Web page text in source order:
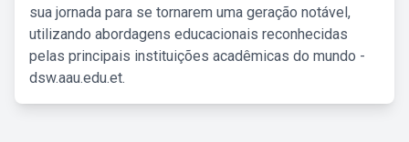
sua jornada para se tornarem uma geração notável,
utilizando abordagens educacionais reconhecidas
pelas principais instituições acadêmicas do mundo -
dsw.aau.edu.et.